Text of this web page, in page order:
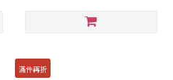
滿件再折